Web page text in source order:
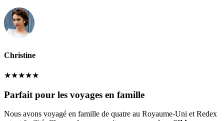
Christine
★★★★★
Parfait pour les voyages en famille
Nous avons voyagé en famille de quatre au Royaume-Uni et Redex